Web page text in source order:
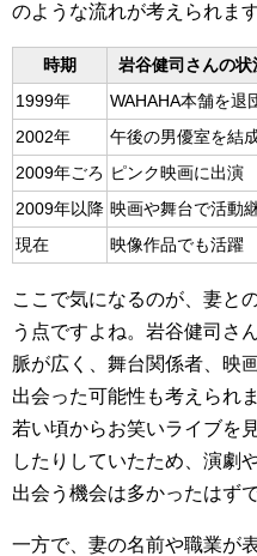
のような流れが考えられます
時期 岩谷健司さんの状
1999年
WAHAHA本舗を退
2002年
午後の男優室を結
2009年ごろ ピンク映画に出演
2009年以降 映画や舞台で活動
現在
映像作品でも活躍
ここで気になるのが、妻と
う点ですよね。岩谷健司さ
脈が広く、舞台関係者、映
出会った可能性も考えられ
若い頃からお笑いライブを
したりしていたため、演劇
出会う機会は多かったはずで
一方で、妻の名前や職業が